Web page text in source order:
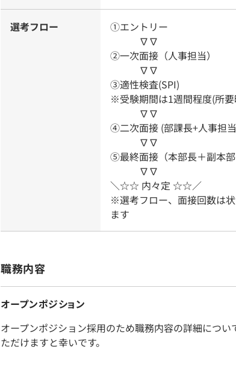
選考フロー
①エントリー
∇∇
②一次面接（人事担当）
∇∇
③適性検査(SPI)
※受験期間は1週間程度(所
∇∇
④二次面接 (部課長+人事担
∇∇
⑤最終面接（本部長＋副本部
∇∇
＼☆☆ 内々定 ☆☆／
※選考フロー、面接回数は
ます
職務内容
オープンポジション
オープンポジション採用のため職務内容の詳細につ
ただけますと幸いです。